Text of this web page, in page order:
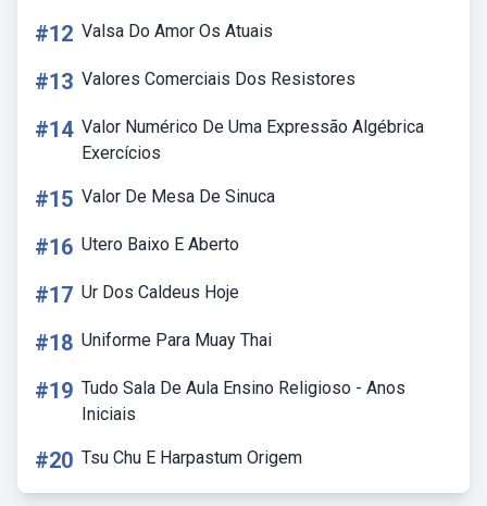
#12 Valsa Do Amor Os Atuais
#13 Valores Comerciais Dos Resistores
#14 Valor Numérico De Uma Expressão Algébrica
Exercícios
#15 Valor De Mesa De Sinuca
#16 Utero Baixo E Aberto
#17 Ur Dos Caldeus Hoje
#18 Uniforme Para Muay Thai
#19 Tudo Sala De Aula Ensino Religioso - Anos
Iniciais
#20 Tsu Chu E Harpastum Origem